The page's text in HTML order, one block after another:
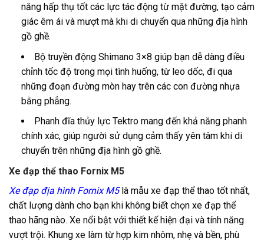
năng hấp thụ tốt các lực tác động từ mặt đường, tạo cảm
giác êm ái và mượt mà khi di chuyển qua những địa hình
gồ ghề.
Bộ truyền động Shimano 3×8 giúp bạn dễ dàng điều
chỉnh tốc độ trong mọi tình huống, từ leo dốc, đi qua
những đoạn đường mòn hay trên các con đường nhựa
bằng phẳng.
Phanh đĩa thủy lực Tektro mang đến khả năng phanh
chính xác, giúp người sử dụng cảm thấy yên tâm khi di
chuyển trên những địa hình gồ ghề.
Xe đạp thể thao Fornix M5
Xe đạp địa hình Fornix M5là mẫu xe đạp thể thao tốt nhất,
chất lượng dành cho bạn khi không biết chọn xe đạp thể
thao hãng nào. Xe nổi bật với thiết kế hiện đại và tính năng
vượt trội. Khung xe làm từ hợp kim nhôm, nhẹ và bền, phù